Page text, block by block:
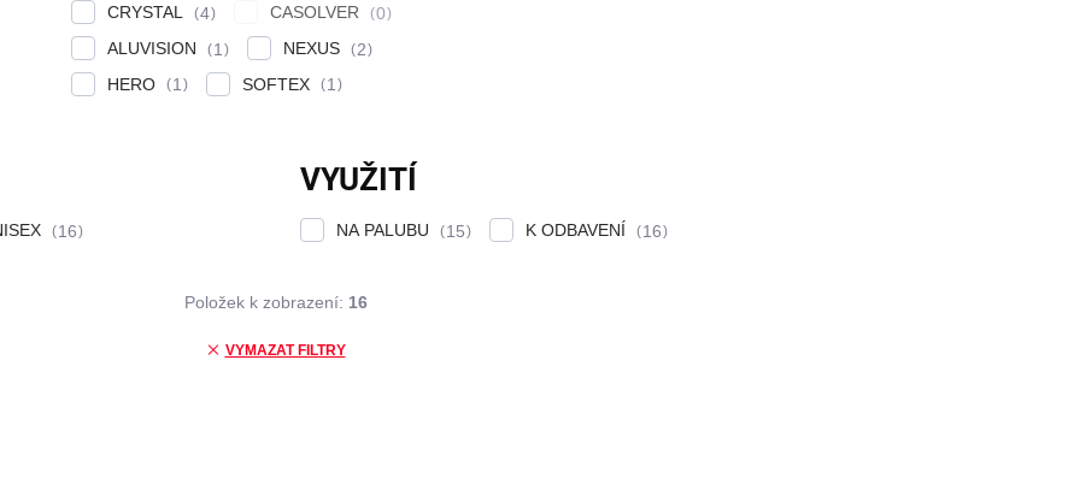
CRYSTAL
4 CASOLVER
0
ALUVISION
1 NEXUS
2
HERO
1 SOFTEX 1
16
VYUŽITÍ
NA PALUBU 15 K ODBAVENÍ 16
VYMAZAT FILTRY
Položek k zobrazení: 16